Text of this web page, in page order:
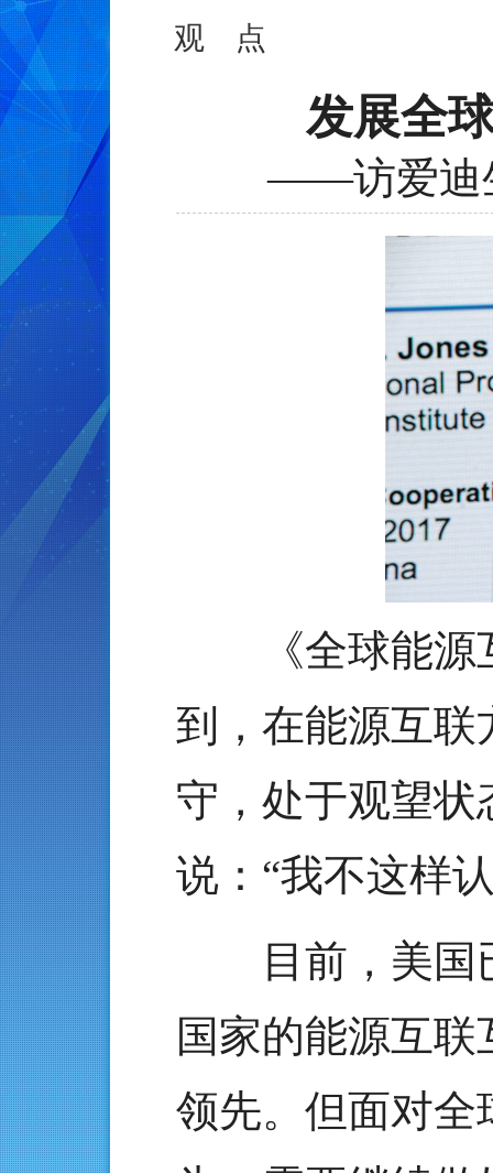
观 点
发展全
——访爱迪
《全球能源互
到，在能源互
守，处于观望状
说：“我不这样
目前，美国已
国家的能源互
领先。但面对全